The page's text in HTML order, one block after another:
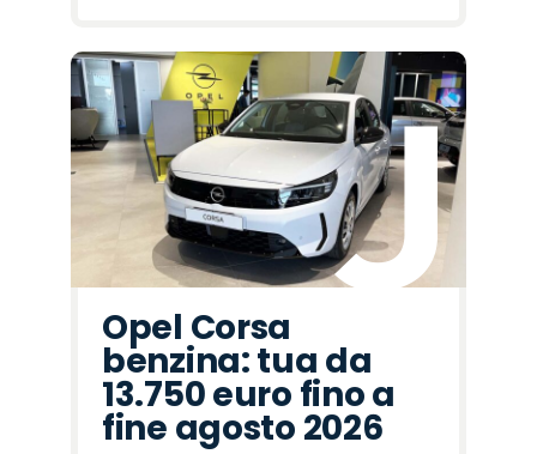
Opel Corsa
benzina: tua da
13.750 euro fino a
fine agosto 2026